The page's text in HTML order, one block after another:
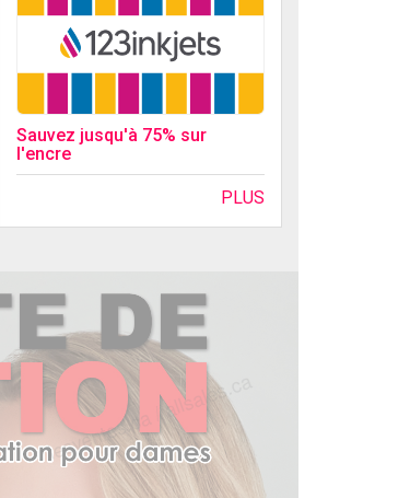
Sauvez jusqu'à 75% sur
l'encre
PLUS